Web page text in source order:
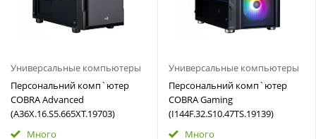
Универсальные компьютеры
Персональний комп`ютер
COBRA Advanced
(A36X.16.S5.665XT.19703)
Много
Универсальные компьютеры
Персональний комп`ютер
COBRA Gaming
(I144F.32.S10.47TS.19139)
Много